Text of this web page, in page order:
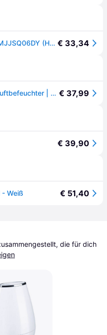
XIAOMI HUMIDIFIER 2 LITE EU MJJSQ06DY (HUMIDIFIER 2 LITE MJJSQ06DY) € 33,34
Xiaomi Humidifier 2 Lite weiß | Luftbefeuchter | 300 ml/h Befeuchtungskapazität | 4L Fassungsvermögen | Silberionen-Technologie | Leiser Betrieb € 37,99
€ 39,90
Weiß € 51,40
die für dich